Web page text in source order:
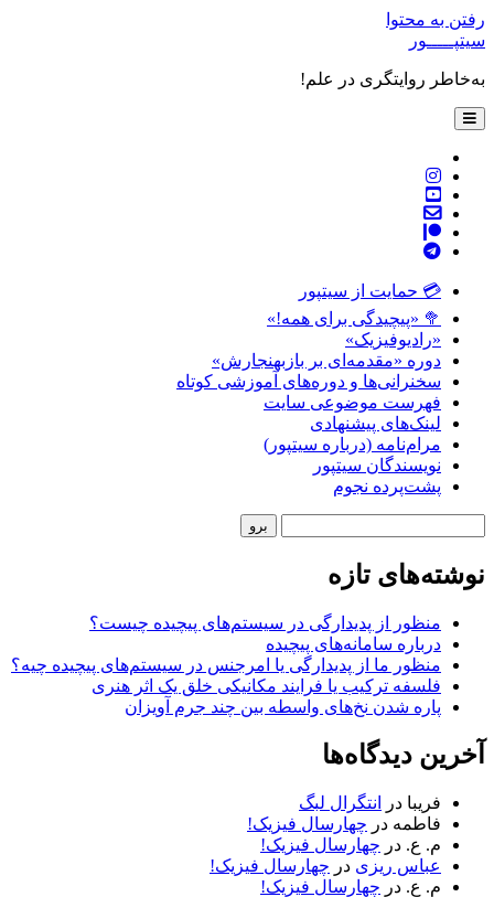
به محتوا
روایتگری در علم!
باز
کردن
twitter
instagram
youtube
پست
الکترونیکی
patreon
telegram
💳 حمایت از سیتپور
🥦 «پیچیدگی برای همه!»
«رادیوفیزیک»
دوره «مقدمه‌ای بر بازبهنجارش»
سخنرانی‌ها و دوره‌های آموزشی کوتاه
فهرست موضوعی سایت
لینک‌های پیشنهادی
مرام‌نامه (درباره سیتپور)
نویسندگان سیتپور
پشت‌پرده نجوم
تازه
منظور از پدیدارگی در سیستم‌های پیچیده چیست؟
درباره سامانه‌های پیچیده
منظور ما از پدیدارگی یا امرجنس در سیستم‌های پیچیده چیه؟
فلسفه ترکیب یا فرایند مکانیکی خلق یک اثر هنری
پاره شدن نخ‌های واسطه بین چند جرم آویزان
دیدگاه‌ها
فریبادرانتگرال لبگ
فاطمهدرچهارسال فیزیک!
م. ع.درچهارسال فیزیک!
عباس ریزیدرچهارسال فیزیک!
م. ع.درچهارسال فیزیک!